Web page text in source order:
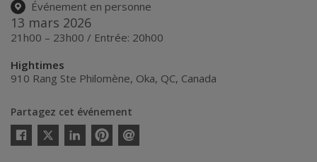
Événement en personne
13 mars 2026
21h00 – 23h00 / Entrée: 20h00
Hightimes
910 Rang Ste Philomène, Oka, QC, Canada
Partagez cet événement
Twitter